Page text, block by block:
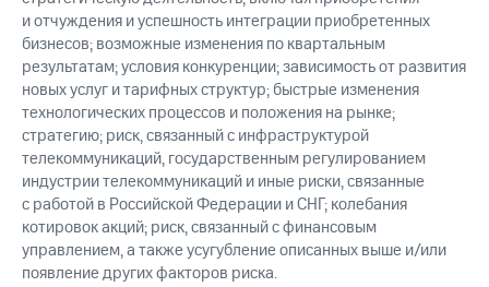
и отчуждения и успешность интеграции приобретенных
бизнесов; возможные изменения по квартальным
результатам; условия конкуренции; зависимость от развития
новых услуг и тарифных структур; быстрые изменения
технологических процессов и положения на рынке;
стратегию; риск, связанный с инфраструктурой
телекоммуникаций, государственным регулированием
индустрии телекоммуникаций и иные риски, связанные
с работой в Российской Федерации и СНГ; колебания
котировок акций; риск, связанный с финансовым
управлением, а также усугубление описанных выше и/или
появление других факторов риска.